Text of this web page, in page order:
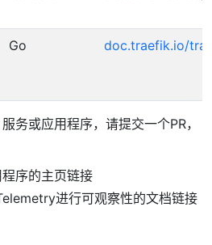
Go doc.traefik.io/
务或应用程序，请提交一个PR，
序的主页链接
进行可观察性的文档链接